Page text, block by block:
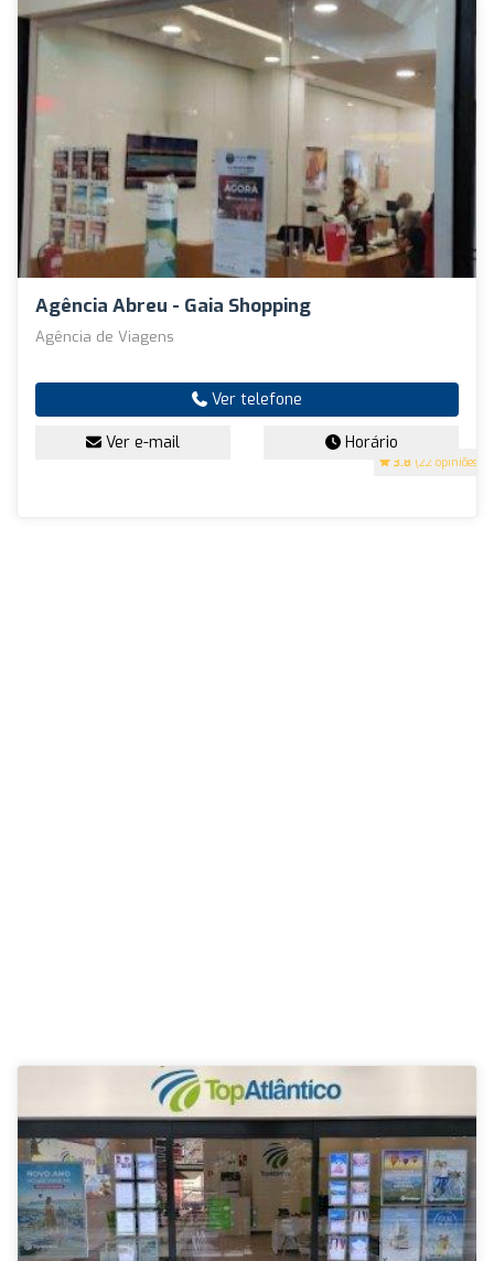
Agência Abreu - Gaia Shopping
3.8 (22 opiniões)
Agência de Viagens
Ver telefone
Ver e-mail Horário